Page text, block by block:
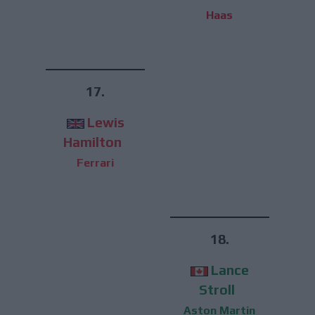
Haas
17.
Lewis
Hamilton
Ferrari
18.
Lance
Stroll
Aston Martin